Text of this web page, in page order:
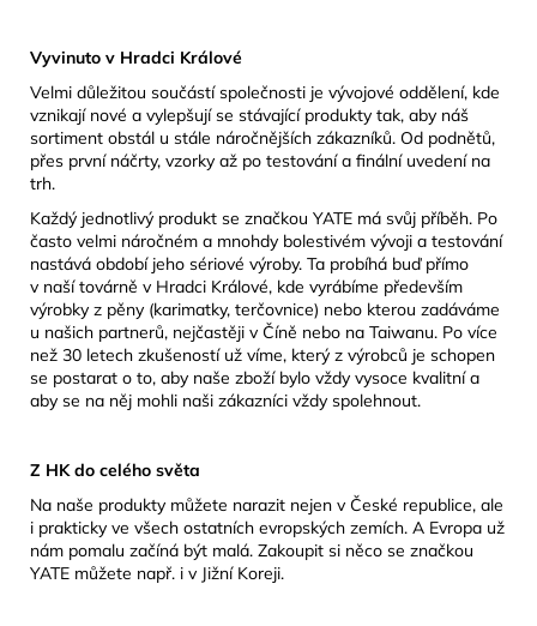
Vyvinuto v Hradci Králové
Velmi důležitou součástí společnosti je vývojové oddělení, kde
vznikají nové a vylepšují se stávající produkty tak, aby náš
sortiment obstál u stále náročnějších zákazníků. Od podnětů,
přes první náčrty, vzorky až po testování a finální uvedení na
trh.
Každý jednotlivý produkt se značkou YATE má svůj příběh. Po
často velmi náročném a mnohdy bolestivém vývoji a testování
nastává období jeho sériové výroby. Ta probíhá buď přímo
v naší továrně v Hradci Králové, kde vyrábíme především
výrobky z pěny (karimatky, terčovnice) nebo kterou zadáváme
u našich partnerů, nejčastěji v Číně nebo na Taiwanu. Po více
než 30 letech zkušeností už víme, který z výrobců je schopen
se postarat o to, aby naše zboží bylo vždy vysoce kvalitní a
aby se na něj mohli naši zákazníci vždy spolehnout.
Z HK do celého světa
Na naše produkty můžete narazit nejen v České republice, ale
i prakticky ve všech ostatních evropských zemích. A Evropa už
nám pomalu začíná být malá. Zakoupit si něco se značkou
YATE můžete např. i v Jižní Koreji.